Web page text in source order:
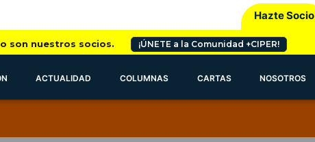
Hazte Socio
son nuestros socios. ¡ÚNETE a la Comunidad +CIPER!
ACTUALIDAD COLUMNAS CARTAS NOSOTROS